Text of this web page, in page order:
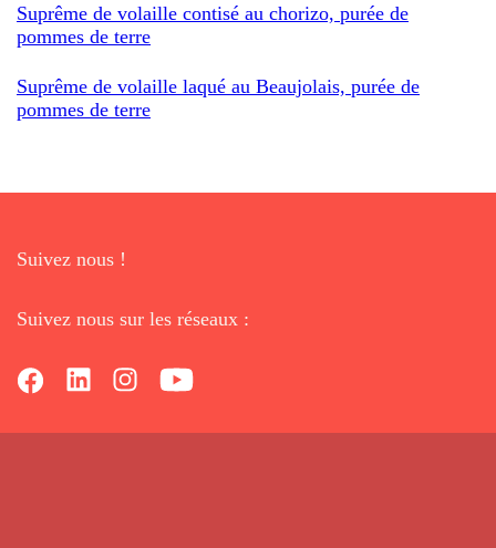
Suprême de volaille contisé au chorizo, purée de
pommes de terre
Suprême de volaille laqué au Beaujolais, purée de
pommes de terre
Suivez nous !
Suivez nous sur les réseaux :